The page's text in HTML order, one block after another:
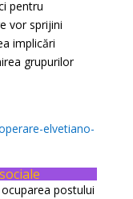
pentru
vor sprijini
implicări
grupurilor
elvetiano-
postului